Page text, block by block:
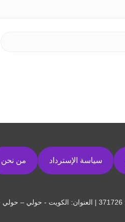
سياسة الإسترداد من نحن